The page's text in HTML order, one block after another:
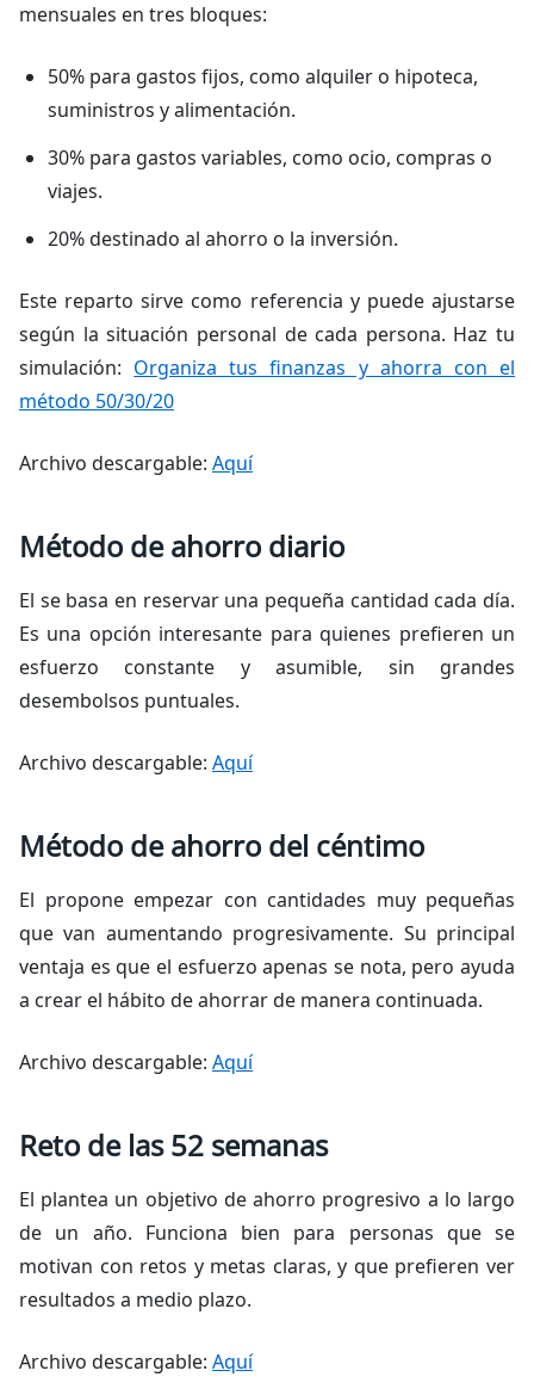
mensuales en tres bloques:
50% para gastos fijos, como alquiler o hipoteca,
suministros y alimentación.
30% para gastos variables, como ocio, compras o
viajes.
20% destinado al ahorro o la inversión.
Este reparto sirve como referencia y puede ajustarse
según la situación personal de cada persona. Haz tu
simulación: Organiza tus finanzas y ahorra con el
método 50/30/20
Archivo descargable: Aquí
Método de ahorro diario
El se basa en reservar una pequeña cantidad cada día.
Es una opción interesante para quienes prefieren un
esfuerzo constante y asumible, sin grandes
desembolsos puntuales.
Archivo descargable: Aquí
Método de ahorro del céntimo
El propone empezar con cantidades muy pequeñas
que van aumentando progresivamente. Su principal
ventaja es que el esfuerzo apenas se nota, pero ayuda
a crear el hábito de ahorrar de manera continuada.
Archivo descargable: Aquí
Reto de las 52 semanas
El plantea un objetivo de ahorro progresivo a lo largo
de un año. Funciona bien para personas que se
motivan con retos y metas claras, y que prefieren ver
resultados a medio plazo.
Archivo descargable: Aquí